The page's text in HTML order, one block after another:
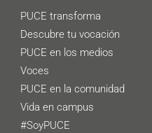
PUCE transforma
Descubre tu vocación
PUCE en los medios
Voces
PUCE en la comunidad
Vida en campus
#SoyPUCE